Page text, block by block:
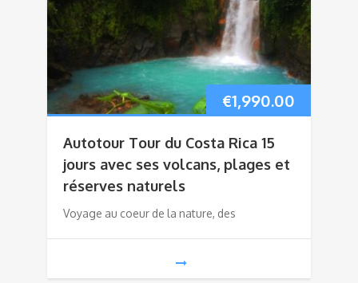
€1,990.00
Autotour Tour du Costa Rica 15
jours avec ses volcans, plages et
réserves naturels
Voyage au coeur de la nature, des